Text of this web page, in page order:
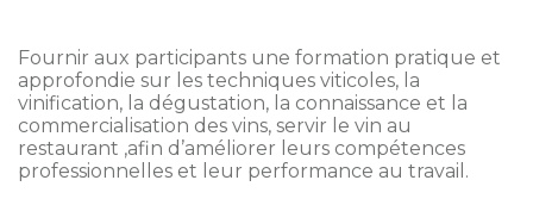
Fournir aux participants une formation pratique et
approfondie sur les techniques viticoles, la
vinification, la dégustation, la connaissance et la
commercialisation des vins, servir le vin au
restaurant ,afin d’améliorer leurs compétences
professionnelles et leur performance au travail.